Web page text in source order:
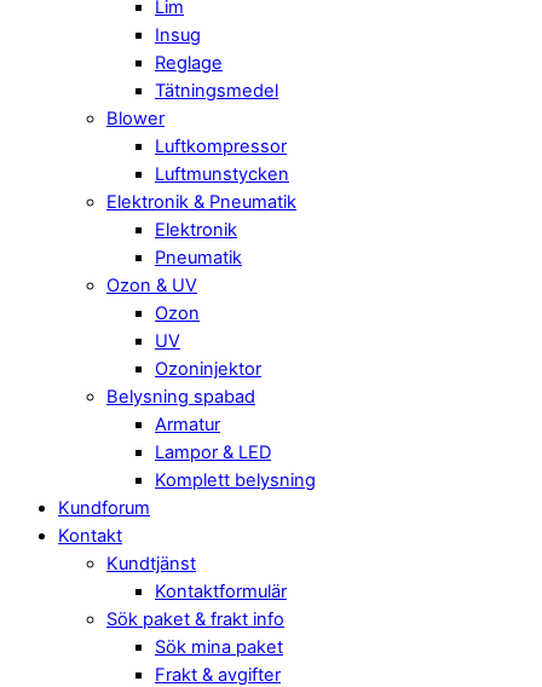
Lim
Insug
Reglage
Tätningsmedel
Blower
Luftkompressor
Luftmunstycken
Elektronik & Pneumatik
Elektronik
Pneumatik
Ozon & UV
Ozon
UV
Ozoninjektor
Belysning spabad
Armatur
Lampor & LED
Komplett belysning
Kundforum
Kontakt
Kundtjänst
Kontaktformulär
Sök paket & frakt info
Sök mina paket
Frakt & avgifter